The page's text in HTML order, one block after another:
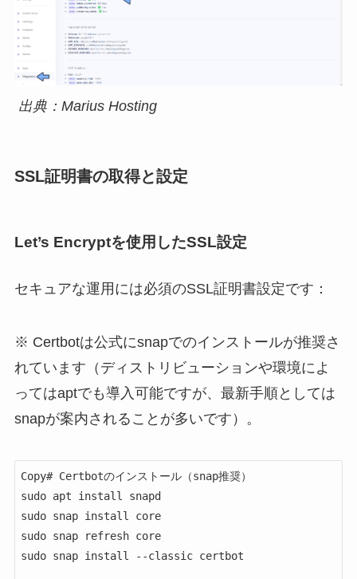
出典：Marius Hosting
SSL証明書の取得と設定
Let’s Encryptを使用したSSL設定
セキュアな運用には必須のSSL証明書設定です：
※ Certbotは公式にsnapでのインストールが推奨さ
れています（ディストリビューションや環境によ
ってはaptでも導入可能ですが、最新手順としては
snapが案内されることが多いです）。
Copy# Certbotのインストール（snap推奨）
sudo apt install snapd
sudo snap install core
sudo snap refresh core
sudo snap install --classic certbot